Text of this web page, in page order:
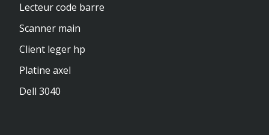
Lecteur code barre
Scanner main
Client leger hp
Platine axel
Dell 3040